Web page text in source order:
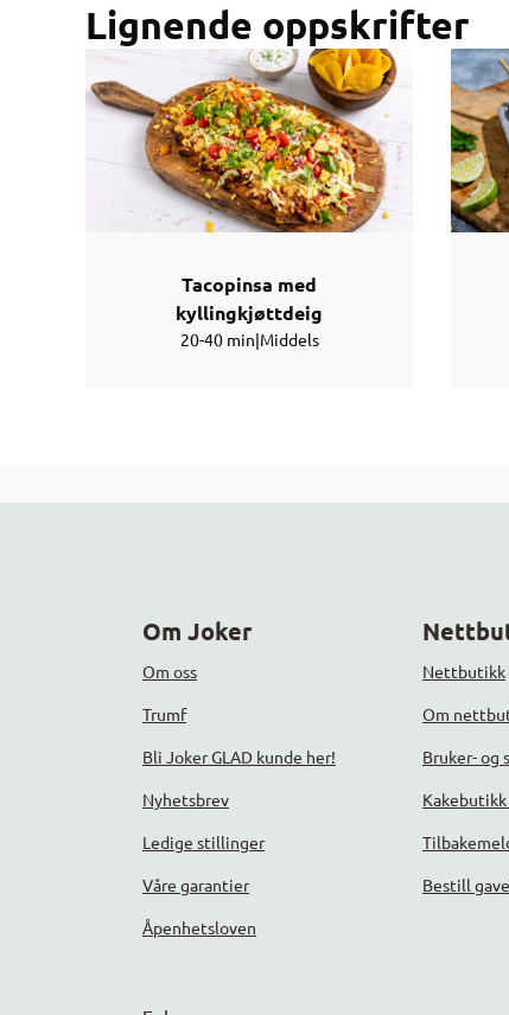
Lignende oppskrifter
Tacopinsa med
kyllingkjøttdeig
20-40 min|Middels
Om Joker
Om oss
Trumf
Bli Joker GLAD kunde her!
Nyhetsbrev
Ledige stillinger
Våre garantier
Åpenhetsloven
Nettbutikk
Om
Bruker- og
Bestill